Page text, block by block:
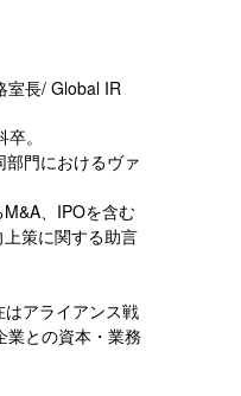
室長/ Global IR
。
部門におけるヴァ
M&A、 IPOを含む
策に関する助言
アライアンス戦
業との資本・業務